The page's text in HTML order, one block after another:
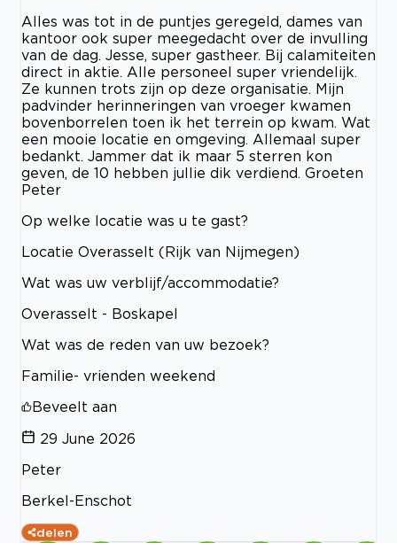
Alles was tot in de puntjes geregeld, dames van
kantoor ook super meegedacht over de invulling
van de dag. Jesse, super gastheer. Bij calamiteiten
direct in aktie. Alle personeel super vriendelijk.
Ze kunnen trots zijn op deze organisatie. Mijn
padvinder herinneringen van vroeger kwamen
bovenborrelen toen ik het terrein op kwam. Wat
een mooie locatie en omgeving. Allemaal super
bedankt. Jammer dat ik maar 5 sterren kon
geven, de 10 hebben jullie dik verdiend. Groeten
Peter
Op welke locatie was u te gast?
Locatie Overasselt (Rijk van Nijmegen)
Wat was uw verblijf/accommodatie?
Overasselt - Boskapel
Wat was de reden van uw bezoek?
Familie- vrienden weekend
Beveelt aan
29 June 2026
Peter
Berkel-Enschot
delen